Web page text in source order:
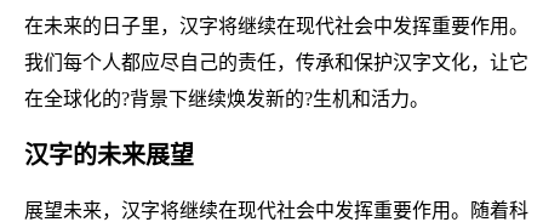
在未来的日子里，汉字将继续在现代社会中发挥重要作用。
我们每个人都应尽自己的责任，传承和保护汉字文化，让它
在全球化的?背景下继续焕发新的?生机和活力。
汉字的未来展望
展望未来，汉字将继续在现代社会中发挥重要作用。随着科